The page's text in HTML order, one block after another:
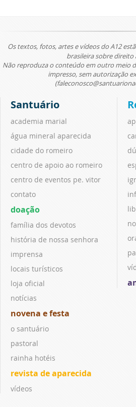
Os textos, fotos, artes e vídeos do A12
brasileira sobre direito
Não reproduza o conteúdo em outro meio
impresso, sem autorização
Santuário
academia marial
água mineral aparecida
cidade do romeiro
centro de apoio ao romeiro
centro de eventos pe. vitor
contato
doação
família dos devotos
história de nossa senhora
imprensa
locais turísticos
loja oficial
notícias
novena e festa
o santuário
pastoral
rainha hotéis
revista de aparecida
vídeos